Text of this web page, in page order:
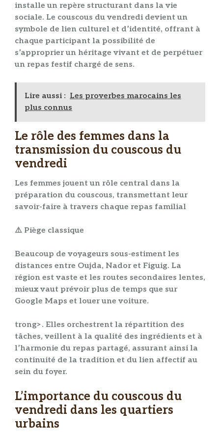
installe un repère structurant dans la vie
sociale. Le couscous du vendredi devient un
symbole de lien culturel et d’identité, offrant à
chaque participant la possibilité de
s’approprier un héritage vivant et de perpétuer
un repas festif chargé de sens.
Lire aussi : Les proverbes marocains les
plus connus
Le rôle des femmes dans la
transmission du couscous du
vendredi
Les femmes jouent un rôle central dans la
préparation du couscous, transmettant leur
savoir-faire à travers chaque repas familial
⚠️ Piège classique
Beaucoup de voyageurs sous-estiment les
distances entre Oujda, Nador et Figuig. La
région est vaste et les routes secondaires lentes,
mieux vaut prévoir plus de temps que sur
Google Maps et louer une voiture.
trong>. Elles orchestrent la répartition des
tâches, veillent à la qualité des ingrédients et à
l’harmonie du repas partagé, assurant ainsi la
continuité de la tradition et du lien affectif au
sein du foyer.
L’importance du couscous du
vendredi dans les quartiers
urbains